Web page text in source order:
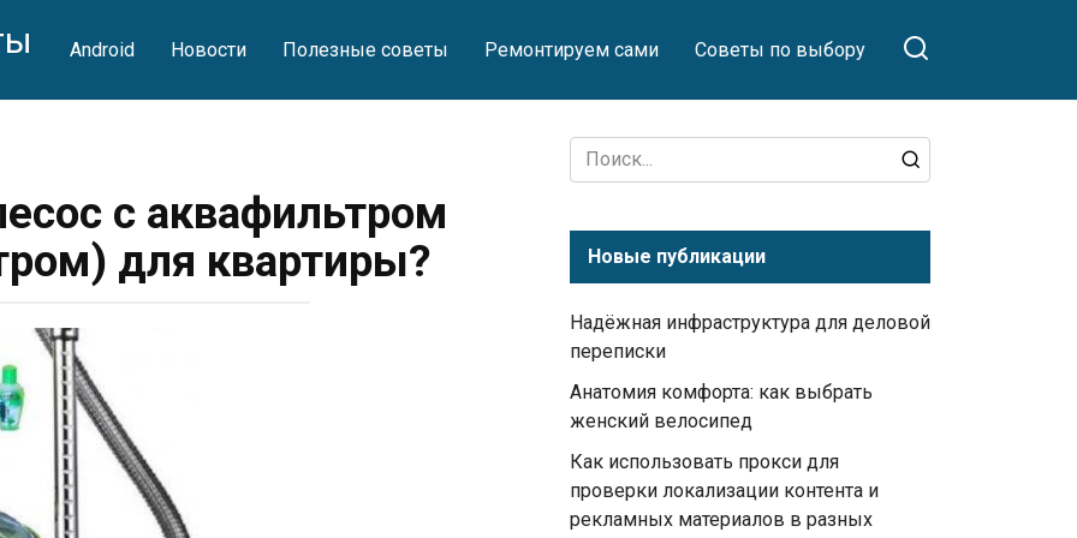
Android Новости Полезные советы Ремонтируем сами Советы по выбору
с аквафильтром
для квартиры?
Search
for:
Новые публикации
Надёжная инфраструктура для деловой
переписки
Анатомия комфорта: как выбрать
женский велосипед
Как использовать прокси для
проверки локализации контента и
рекламных материалов в разных